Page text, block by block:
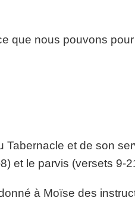
que nous pouvons pour
et de son
et le parvis (versets 9-
à Moïse des